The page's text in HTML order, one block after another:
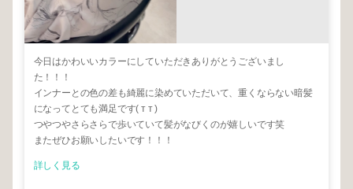
今日はかわいいカラーにしていただきありがとうございまし
た！！！
インナーとの色の差も綺麗に染めていただいて、重くならない暗髪
になってとても満足です( т т )
つやつやさらさらで歩いていて髪がなびくのが嬉しいです笑
またぜひお願いしたいです！！！
詳しく見る